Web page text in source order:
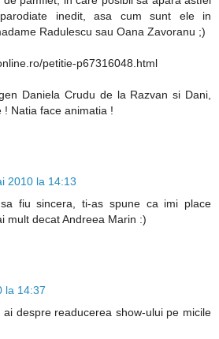
inedit, asa cum sunt ele in
Radulescu sau Oana Zavoranu ;)
petitie-p67316048.html
Daniela Crudu de la Razvan si Dani,
! Natia face animatia !
2010 la 14:13
fiu sincera, ti-as spune ca imi place
mult decat Andreea Marin :)
la 14:37
despre readucerea show-ului pe micile